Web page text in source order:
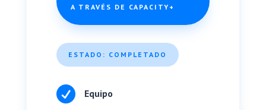
A TRAVÉS DE CAPACITY+
ESTADO: COMPLETADO
 Equipo